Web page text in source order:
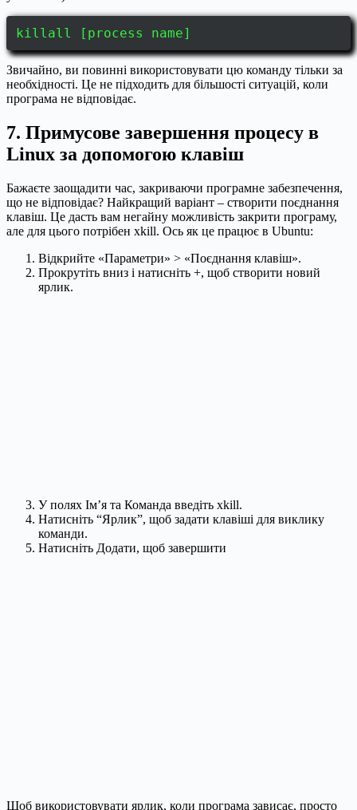
killall [process name]
Звичайно, ви повинні використовувати цю команду тільки за
необхідності. Це не підходить для більшості ситуацій, коли
програма не відповідає.
7. Примусове завершення процесу в
Linux за допомогою клавіш
Бажаєте заощадити час, закриваючи програмне забезпечення,
що не відповідає? Найкращий варіант – створити поєднання
клавіш. Це дасть вам негайну можливість закрити програму,
але для цього потрібен xkill. Ось як це працює в Ubuntu:
Відкрийте «Параметри» > «Поєднання клавіш».
Прокрутіть вниз і натисніть +, щоб створити новий
ярлик.
У полях Ім’я та Команда введіть xkill.
Натисніть “Ярлик”, щоб задати клавіші для виклику
команди.
Натисніть Додати, щоб завершити
Щоб використовувати ярлик, коли програма зависає, просто